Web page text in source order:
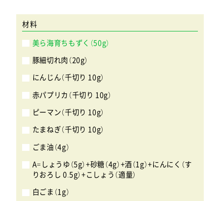
材料
美ら海育ちもずく（50g）
豚細切れ肉（20g）
にんじん（千切り 10g）
赤パプリカ（千切り 10g）
ピーマン（千切り 10g）
たまねぎ（千切り 10g）
ごま油（4g）
A=しょうゆ（5g）+砂糖（4g）+酒（1g）+にんにく（す
りおろし 0.5g）+こしょう（適量）
白ごま（1g）